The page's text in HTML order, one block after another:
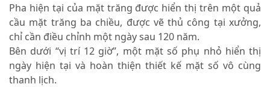
Pha hiện tại của mặt trăng được hiển thị trên một quả
cầu mặt trăng ba chiều, được vẽ thủ công tại xưởng,
chỉ cần điều chỉnh một ngày sau 120 năm.
Bên dưới “vị trí 12 giờ”, một mặt số phụ nhỏ hiển thị
ngày hiện tại và hoàn thiện thiết kế mặt số vô cùng
thanh lịch.